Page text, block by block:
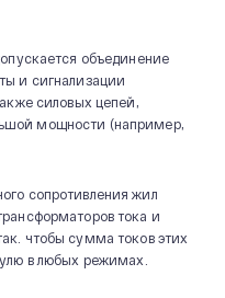
объединение
и сигнализации
силовых цепей,
мощности (например,
сопротивления жил
тока и
чтобы сумма токов этих
в любых режимах.